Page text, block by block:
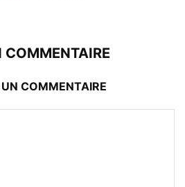
COMMENTAIRE
UN COMMENTAIRE